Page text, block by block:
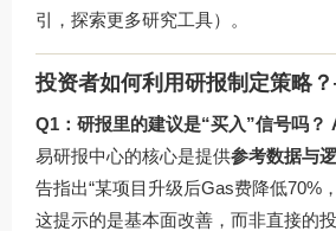
引，探索更多研究工具）。
投资者如何利用研报制定策略
Q1：研报里的建议是“买入”信号吗？
易研报中心的核心是提供参考数据与
告指出“某项目升级后Gas费降低70%
这提示的是基本面改善，而非直接的